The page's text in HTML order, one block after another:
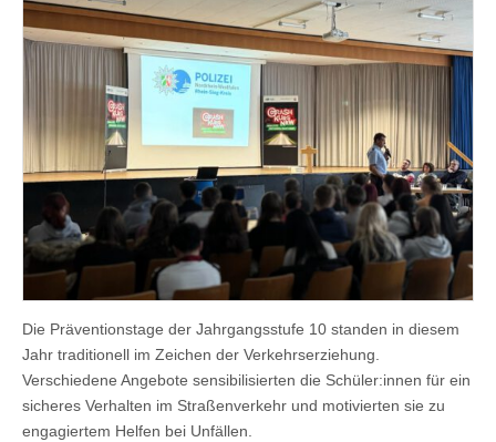
Die Präventionstage der Jahrgangsstufe 10 standen in diesem
Jahr traditionell im Zeichen der Verkehrserziehung.
Verschiedene Angebote sensibilisierten die Schüler:innen für ein
sicheres Verhalten im Straßenverkehr und motivierten sie zu
engagiertem Helfen bei Unfällen.